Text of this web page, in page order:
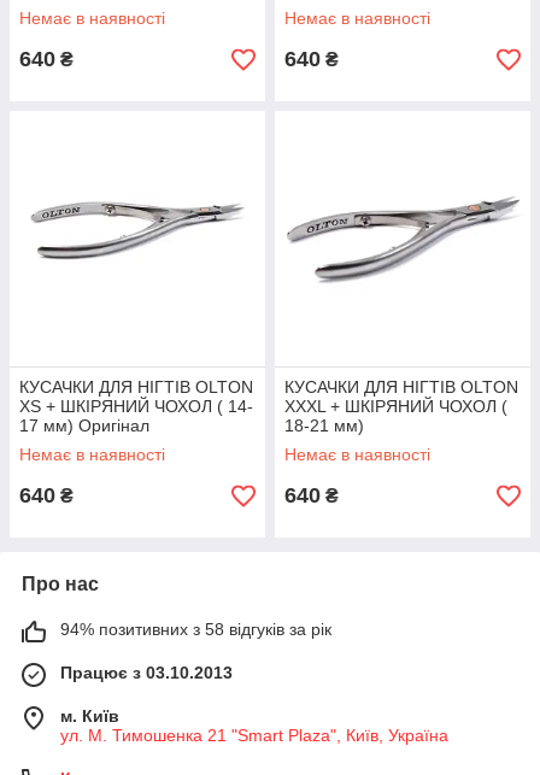
Немає в наявності
640 ₴
Немає в наявності
640 ₴
КУСАЧКИ ДЛЯ НІГТІВ OLTON
XS + ШКІРЯНИЙ ЧОХОЛ ( 14-
17 мм) Оригінал
Немає в наявності
640 ₴
КУСАЧКИ ДЛЯ НІГТІВ OLTON
XXXL + ШКІРЯНИЙ ЧОХОЛ (
18-21 мм)
Немає в наявності
640 ₴
Про нас
94% позитивних з 58 відгуків за рік
Працює з 03.10.2013
м. Київ
ул. М. Тимошенка 21 "Smart Plaza", Київ, Україна